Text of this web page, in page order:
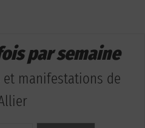
par semaine
manifestations de